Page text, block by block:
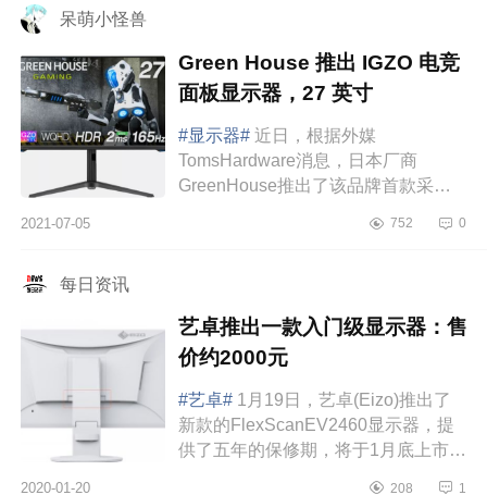
呆萌小怪兽
Green House 推出 IGZO 电竞
面板显示器，27 英寸
#显示器# 近日，根据外媒
TomsHardware消息，日本厂商
GreenHouse推出了该品牌首款采用
为27英寸2K分辨率，刷新率165Hz，
2021-07-05 752 0
每日资讯
艺卓推出一款入门级显示器：售
价约2000元
#艺卓# 1月19日，艺卓(Eizo)推出了
新款的FlexScanEV2460显示器，提
供了五年的保修期，将于1月底上市，
2020-01-20 208 1